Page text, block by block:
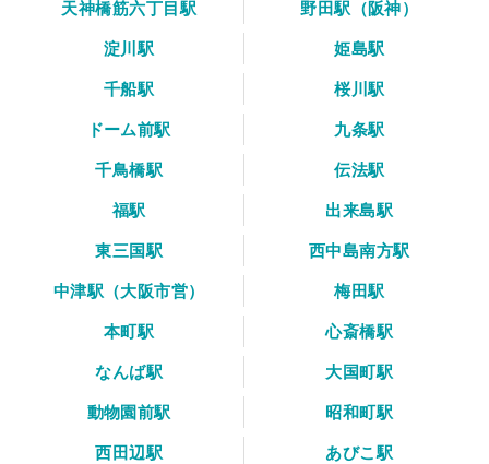
天神橋筋六丁目駅
野田駅（阪神）
淀川駅
姫島駅
千船駅
桜川駅
ドーム前駅
九条駅
千鳥橋駅
伝法駅
福駅
出来島駅
東三国駅
西中島南方駅
中津駅（大阪市営）
梅田駅
本町駅
心斎橋駅
なんば駅
大国町駅
動物園前駅
昭和町駅
西田辺駅
あびこ駅